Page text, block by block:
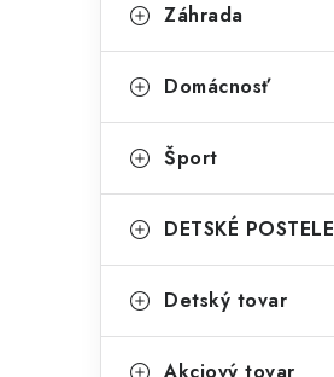
Záhrada
Domácnosť
Šport
DETSKÉ POSTELE
Detský tovar